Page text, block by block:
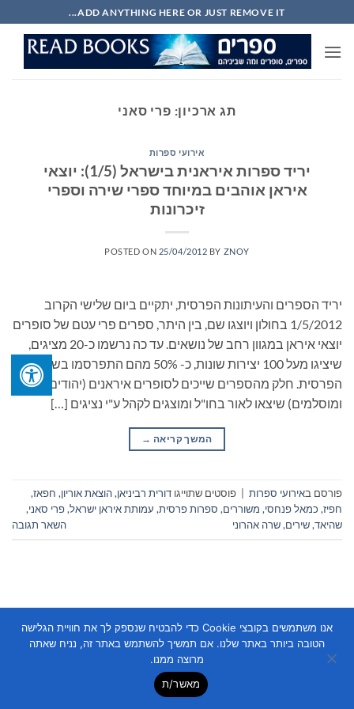
to
content
ADD ANYTHING HERE OR JUST REMOVE IT...
תג ארכיון: פרי סאני
אירועי ספרות
יריד ספרות איראנית בישראל (1/5): יוצאי
איראן אוהבים במיוחד ספרי שירה וספרי
זיכרונות
POSTED ON 25/04/2012 BY ZNOY
יריד הספרים והעיתונות הפרסית, יתקיים ביום שלישי הקרוב
1/5/2012 בחולון ויוצגו שם, בין היתר, ספרים פרי עטם של סופרים
יוצאי איראן במגוון רחב של נושאים. עד כה נרשמו כ-20 מציגים,
שיציגו מעל 100 יצירות שונות, כ- 50% מהם התפרסמו בשפה
הפרסית. חלק מהספרים שייכים לסופרים איראנים (יהודים
ומוסלמים) שיצאו לאור בחו"ל ומוצגים לקהל ע"י נציגים […]
המשך קריאה →
פורסם באירועי ספרות פוסטים שתוייגו דורית רביניאן,הוצאת אוריון, חפאז,
חפיז, כמאל פנחסי, משוררים, ספרות פרסית, עמותת איראן ישראל,פרי סאני,
שהיאד,שירים,שרה אהרוני השאר תגובה
Copyright 2026 ©
אנו משתמשים בקובצי Cookie כדי להבטיח שנספק לך את חוויית הגלישה
הטובה ביותר באתר שלנו. אם תמשיך להשתמש באתר זה, נניח שאתה
מרוצה ממנו.
מאשר/ת